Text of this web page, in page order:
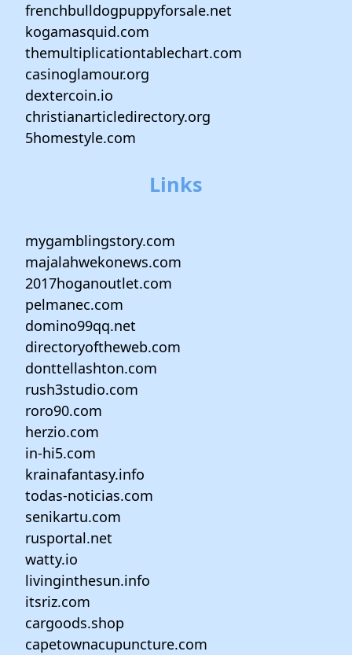
frenchbulldogpuppyforsale.net
kogamasquid.com
themultiplicationtablechart.com
casinoglamour.org
dextercoin.io
christianarticledirectory.org
5homestyle.com
Links
mygamblingstory.com
majalahwekonews.com
2017hoganoutlet.com
pelmanec.com
domino99qq.net
directoryoftheweb.com
donttellashton.com
rush3studio.com
roro90.com
herzio.com
in-hi5.com
krainafantasy.info
todas-noticias.com
senikartu.com
rusportal.net
watty.io
livinginthesun.info
itsriz.com
cargoods.shop
capetownacupuncture.com